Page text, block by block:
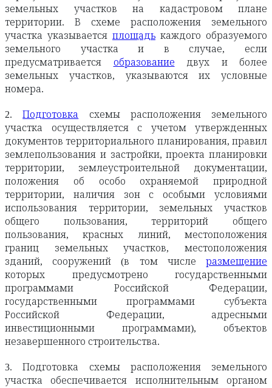
земельных участков на кадастровом плане
территории. В схеме расположения земельного
участка указывается площадь каждого образуемого
земельного участка и в случае, если
предусматривается образование двух и более
земельных участков, указываются их условные
номера.
2.Подготовка
схемы расположения земельного
участка осуществляется с учетом утвержденных
документов территориального планирования, правил
землепользования и застройки, проекта планировки
территории, землеустроительной документации,
положения об особо охраняемой природной
территории, наличия зон с особыми условиями
использования территории, земельных участков
общего пользования, территорий общего
пользования, красных линий, местоположения
границ земельных участков, местоположения
зданий, сооружений (в том числе размещение
которых предусмотрено государственными
программами Российской Федерации,
государственными программами субъекта
Российской Федерации, адресными
инвестиционными программами), объектов
незавершенного строительства.
3. Подготовка схемы расположения земельного
участка обеспечивается исполнительным органом